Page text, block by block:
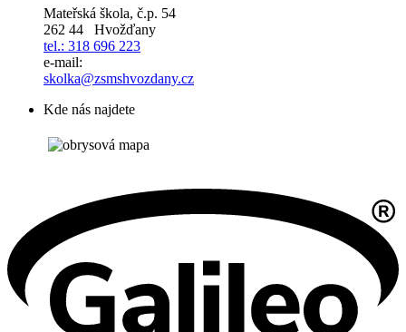
Mateřská škola, č.p. 54
262 44 Hvožďany
tel.: 318 696 223
e-mail:
skolka@zsmshvozdany.cz
Kde nás najdete